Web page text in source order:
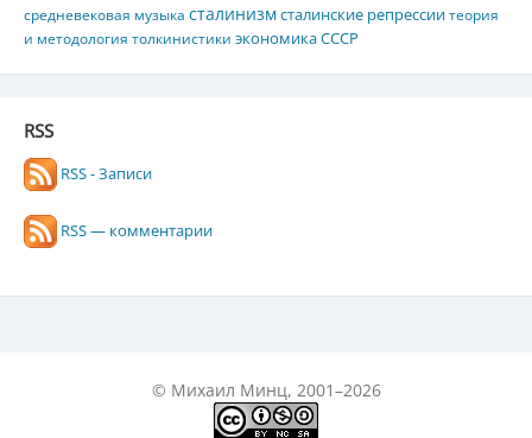
средневековая музыка сталинизмсталинские репрессиитеория
и методология толкинистики экономика СССР
RSS
RSS - Записи
RSS — комментарии
© Михаил Минц, 2001–2026